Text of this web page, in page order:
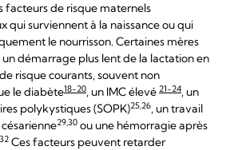
facteurs de risque maternels
qui surviennent à la naissance ou qui
le nourrisson. Certaines mères
démarrage plus lent de la lactation en
risque courants, souvent non
le diabète18-20, un IMC élevé 21-24, un
polykystiques (SOPK)25,26, un travail
césarienne29,30 ou une hémorragie après
Ces facteurs peuvent retarder